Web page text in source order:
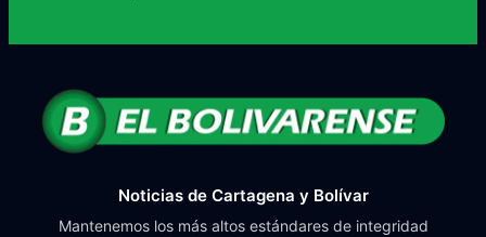
Noticias de Cartagena y Bolívar
Mantenemos los más altos estándares de integridad